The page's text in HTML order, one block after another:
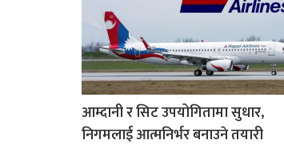
आम्दानी र सिट उपयोगितामा सुधार,
निगमलाई आत्मनिर्भर बनाउने तयारी